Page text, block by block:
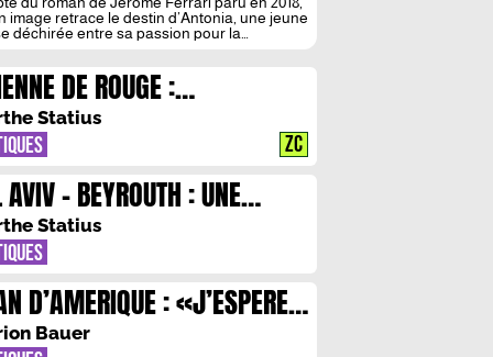
image retrace le destin d’Antonia, une jeune
déchirée entre sa passion pour la
qu’il raconte, Thierry de Peretti pèche
C’est encore la Corse, c’est
les années 1990, […]
DE ROUGE :
HEMORRAGIQUE
Statius
ZC
AVIV – BEYROUTH : UNE
MANQUEE
Statius
D’AMERIQUE : «J’ESPERE
COMME SI JE DONNAIS
Bauer